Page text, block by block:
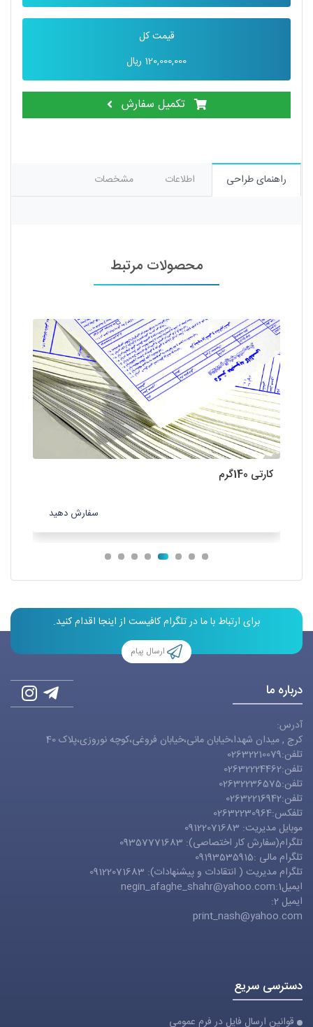
قیمت کل
120,000,000 ریال
تکمیل سفارش
راهنمای طراحی اطلاعات مشخصات
محصولات مرتبط
کارتی 140گرم
سفارش دهید
برای ارتباط با ما در تلگرام کافیست از اینجا اقدام کنید.
ارسال پیام
درباره ما
آدرس:
کرج , میدان شهدا،خیابان مانی،خیابان فروغی،کوچه نوروزی،پلاک 40
تلفن:02632210079
تلفن:02632224462
تلفن:02632236575
تلفن:02632216942
تلفکس:02632230964
موبایل مدیریت: 09122071683
تلگرام(سفارش کار اختصاصی): 09357771683
تلگرام مالی :09193535915
تلگرام مدیریت ( انتقادات و پیشنهادات): 09122071683
ایمیل1: negin_afaghe_shahr@yahoo.com
ایمیل 2:
print_nash@yahoo.com
دسترسی سریع
قوانین ارسال فایل در فرم عمومی